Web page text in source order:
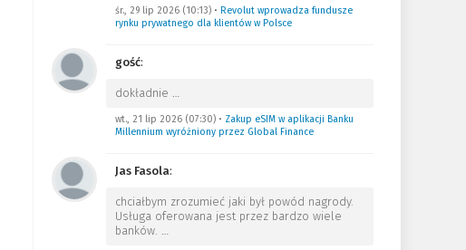
śr., 29 lip 2026 (10:13)• Revolut wprowadza fundusze
rynku prywatnego dla klientów w Polsce
gość:
dokładnie …
wt., 21 lip 2026 (07:30)• Zakup eSIM w aplikacji Banku
Millennium wyróżniony przez Global Finance
Jas Fasola:
chciałbym zrozumieć jaki był powód nagrody.
Usługa oferowana jest przez bardzo wiele
banków. …